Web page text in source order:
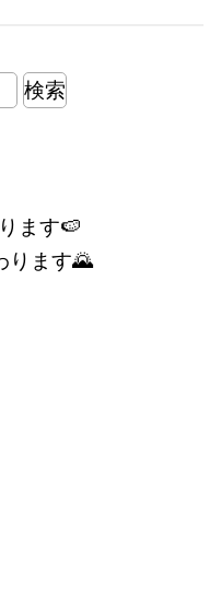
ます🍉
ります🌄